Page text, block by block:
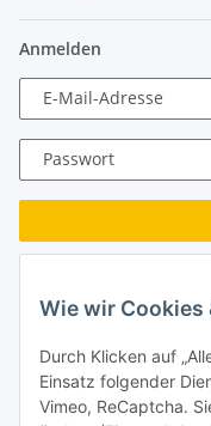
Anmelden
E-Mail-Adresse
Passwort
Neu hier?Jetzt
Turboloch GmbH
Almenweg 27
Wie wir Cookies
Durch Klicken auf
Einsatz folgender
Vimeo, ReCaptcha.